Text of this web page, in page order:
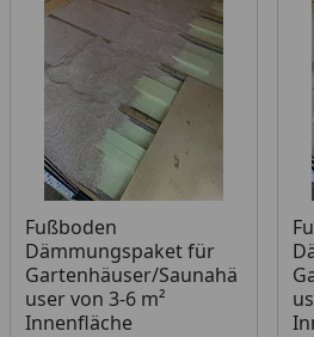
Fußboden
Dämmungspaket für
Gartenhäuser/Saunahä
user von 3-6 m²
Innenfläche
Produkt am Lager